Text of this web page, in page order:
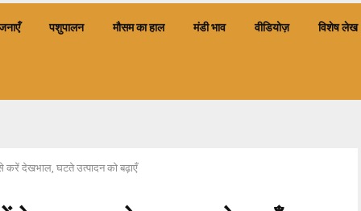
पशुपालन मौसम का हाल मंडी भाव वीडियोज़ विशेष लेख
ऐसे करें देखभाल, घटते उत्पादन को बढ़ाएँ